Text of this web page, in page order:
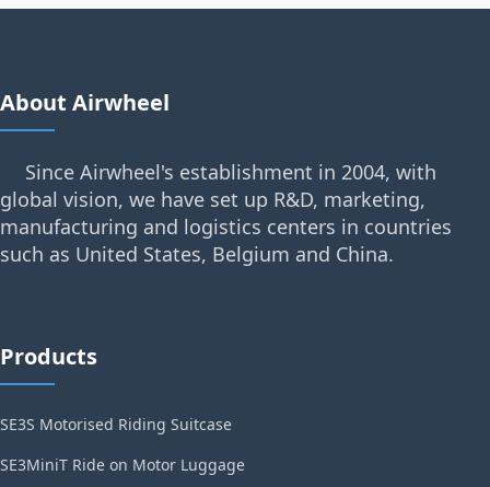
About Airwheel
Since Airwheel's establishment in 2004, with
global vision, we have set up R&D, marketing,
manufacturing and logistics centers in countries
such as United States, Belgium and China.
Products
SE3S Motorised Riding Suitcase
SE3MiniT Ride on Motor Luggage